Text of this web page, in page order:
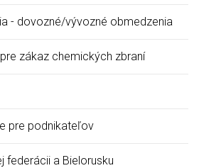
- dovozné/vývozné obmedzenia
zákaz chemických zbraní
pre podnikateľov
federácii a Bielorusku